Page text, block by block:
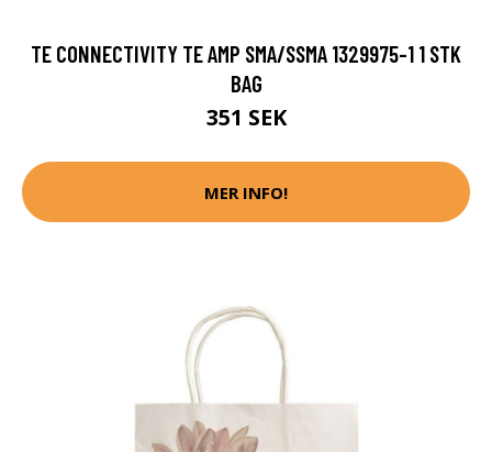
TE CONNECTIVITY TE AMP SMA/SSMA 1329975-1 1 STK
BAG
351 SEK
MER INFO!